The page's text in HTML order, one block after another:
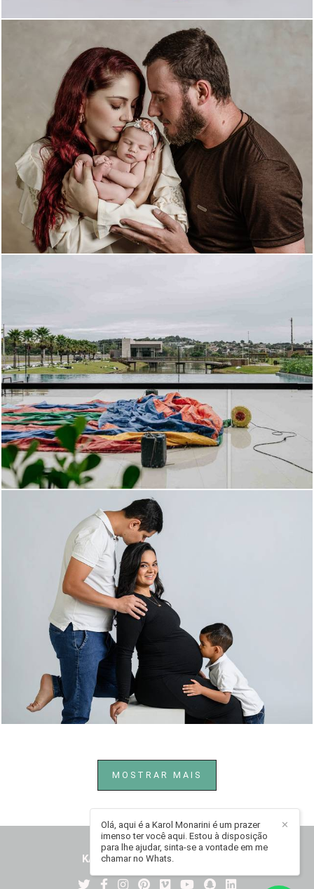
187 0
183 0
215 0
MOSTRAR MAIS
KAROL MONARINI/
✕
Olá, aqui é a Karol Monarini é um prazer
imenso ter você aqui. Estou à disposição
para lhe ajudar, sinta-se a vontade em me
chamar no Whats.